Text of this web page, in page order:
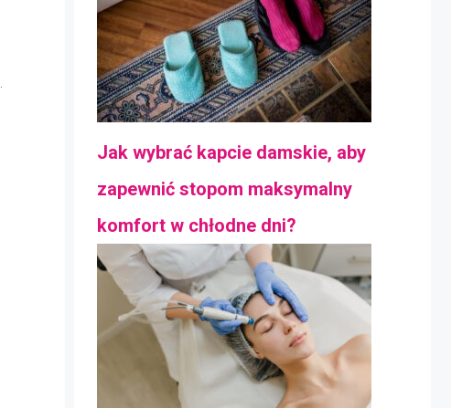
Jak wybrać kapcie damskie, aby
zapewnić stopom maksymalny
komfort w chłodne dni?